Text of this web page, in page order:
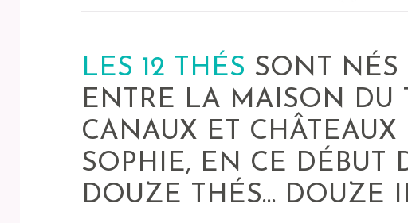
LES 12 THÉS SONT NÉS
ENTRE LA MAISON DU
CANAUX ET
SOPHIE, EN CE DÉBUT
DOUZE THÉS… DOUZE